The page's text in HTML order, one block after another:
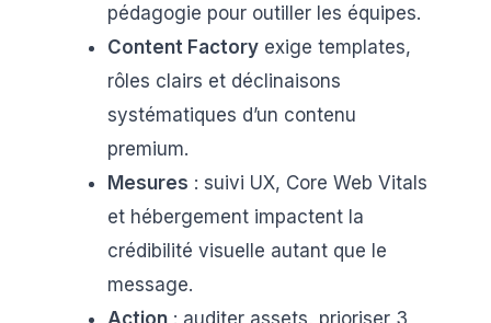
pédagogie pour outiller les équipes.
Content Factory exige templates,
rôles clairs et déclinaisons
systématiques d’un contenu
premium.
Mesures : suivi UX, Core Web Vitals
et hébergement impactent la
crédibilité visuelle autant que le
message.
Action : auditer assets, prioriser 3